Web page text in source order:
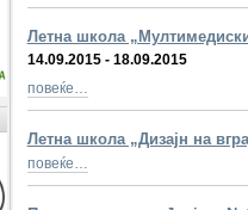
Летна школа
14.09.2015 - 18.09.2015
повеќе…
Летна школа „Дизајн на
повеќе…